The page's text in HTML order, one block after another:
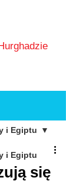
i Egiptu
i Egiptu
się